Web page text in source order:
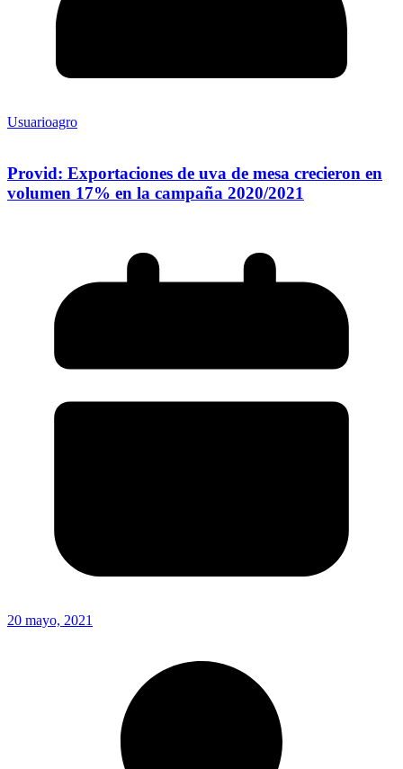
Usuarioagro
Provid: Exportaciones de uva de mesa crecieron en
volumen 17% en la campaña 2020/2021
20 mayo, 2021